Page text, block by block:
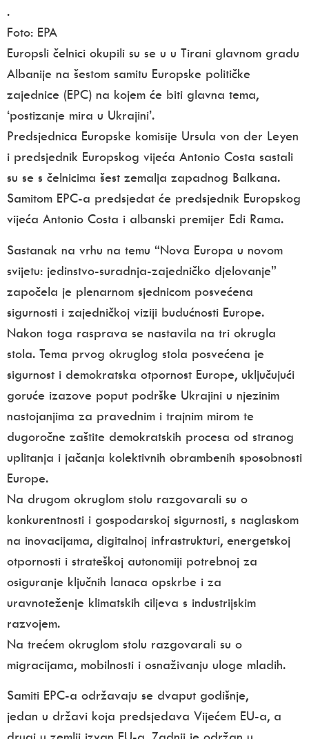
.
Foto: EPA
Europsli čelnici okupili su se u u Tirani glavnom gradu
Albanije na šestom samitu Europske političke
zajednice (EPC) na kojem će biti glavna tema,
‘postizanje mira u Ukrajini’.
Predsjednica Europske komisije Ursula von der Leyen
i predsjednik Europskog vijeća Antonio Costa sastali
su se s čelnicima šest zemalja zapadnog Balkana.
Samitom EPC-a predsjedat će predsjednik Europskog
vijeća Antonio Costa i albanski premijer Edi Rama.
Sastanak na vrhu na temu “Nova Europa u novom
svijetu: jedinstvo-suradnja-zajedničko djelovanje”
započela je plenarnom sjednicom posvećena
sigurnosti i zajedničkoj viziji budućnosti Europe.
Nakon toga rasprava se nastavila na tri okrugla
stola. Tema prvog okruglog stola posvećena je
sigurnost i demokratska otpornost Europe, uključujući
goruće izazove poput podrške Ukrajini u njezinim
nastojanjima za pravednim i trajnim mirom te
dugoročne zaštite demokratskih procesa od stranog
uplitanja i jačanja kolektivnih obrambenih sposobnosti
Europe.
Na drugom okruglom stolu razgovarali su o
konkurentnosti i gospodarskoj sigurnosti, s naglaskom
na inovacijama, digitalnoj infrastrukturi, energetskoj
otpornosti i strateškoj autonomiji potrebnoj za
osiguranje ključnih lanaca opskrbe i za
uravnoteženje klimatskih ciljeva s industrijskim
razvojem.
Na trećem okruglom stolu razgovarali su o
migracijama, mobilnosti i osnaživanju uloge mladih.
Samiti EPC-a održavaju se dvaput godišnje,
jedan u državi koja predsjedava Vijećem EU-a, a